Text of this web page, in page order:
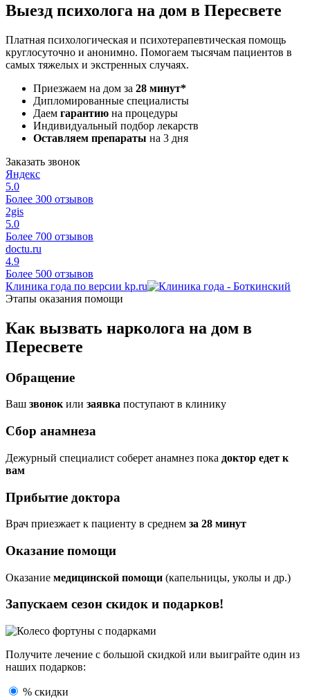
Выезд психолога на дом в Пересвете
Платная психологическая и психотерапевтическая помощь
круглосуточно и анонимно. Помогаем тысячам пациентов в
самых тяжелых и экстренных случаях.
Приезжаем на дом за 28 минут*
Дипломированные специалисты
Даем гарантию на процедуры
Индивидуальный подбор лекарств
Оставляем препараты на 3 дня
Заказать звонок
Яндекс
5.0
Более 300 отзывов
2gis
5.0
Более 700 отзывов
doctu.ru
4.9
Более 500 отзывов
Клиника года по версии kp.ru
Этапы оказания помощи
Как вызвать нарколога на дом в
Пересвете
Обращение
Ваш звонокили заявка поступают в клинику
Сбор анамнеза
Дежурный специалист соберет анамнез пока доктор едет к
вам
Прибытие доктора
Врач приезжает к пациенту в среднем за 28 минут
Оказание помощи
Оказание медицинской помощи (капельницы, уколы и др.)
Запускаем сезон скидок и подарков!
Получите лечение с большой скидкой или выиграйте один из
наших подарков:
% скидки